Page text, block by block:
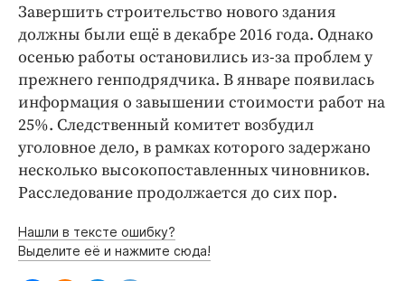
Завершить строительство нового здания
должны были ещё в декабре 2016 года. Однако
осенью работы остановились из-за проблем у
прежнего генподрядчика. В январе появилась
информация о завышении стоимости работ на
25%. Следственный комитет возбудил
уголовное дело, в рамках которого задержано
несколько высокопоставленных чиновников.
Расследование продолжается до сих пор.
Нашли в тексте ошибку?
Выделите её и нажмите сюда!